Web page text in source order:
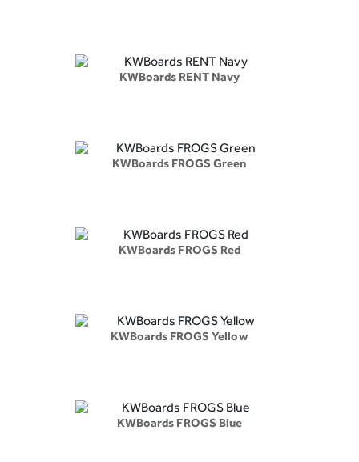
KWBoards RENT Navy
KWBoards FROGS Green
KWBoards FROGS Red
KWBoards FROGS Yellow
KWBoards FROGS Blue